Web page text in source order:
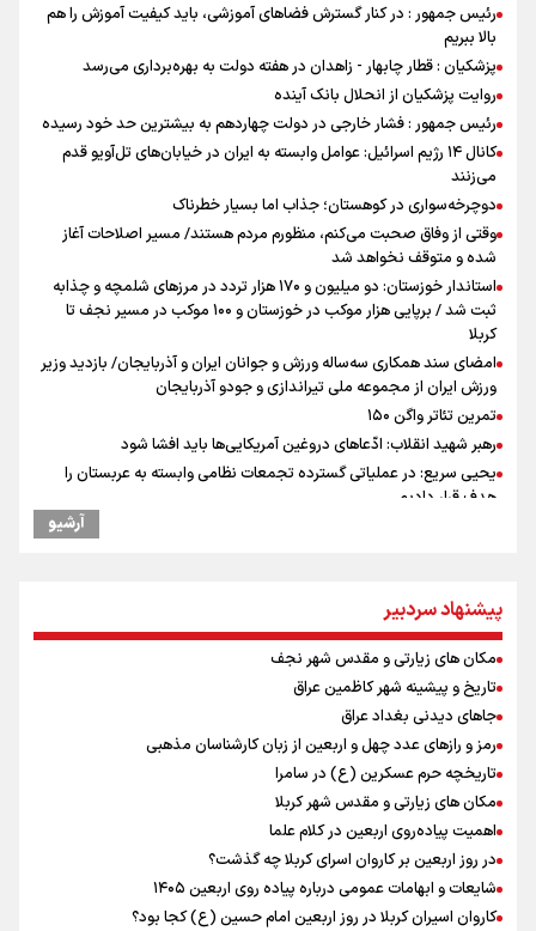
رئیس جمهور : در کنار گسترش فضاهای آموزشی، باید کیفیت آموزش را هم
بالا ببریم
پزشکیان : قطار چابهار - زاهدان در هفته دولت به بهره‌برداری می‌رسد
روایت پزشکیان از انحلال بانک آینده
رئیس جمهور : فشار خارجی در دولت چهاردهم به بیشترین حد خود رسیده
کانال ۱۴ رژیم اسرائیل: عوامل وابسته به ایران در خیابان‌های تل‌آویو قدم
می‌زنند
دوچرخه‌سواری در کوهستان؛ جذاب اما بسیار خطرناک
وقتی از وفاق صحبت می‌کنم، منظورم مردم هستند/ مسیر اصلاحات آغاز
شده و متوقف نخواهد شد
استاندار خوزستان: دو میلیون و ۱۷۰ هزار تردد در مرزهای شلمچه و چذابه
ثبت شد / برپایی هزار موکب در خوزستان و ۱۰۰ موکب در مسیر نجف تا
کربلا
امضای سند همکاری سه‌ساله ورزش و جوانان ایران و آذربایجان/ بازدید وزیر
ورزش ایران از مجموعه ملی تیراندازی و جودو آذربایجان
تمرین تئاتر واگن ۱۵۰
رهبر شهید انقلاب: ادّعاهای دروغین آمریکایی‌ها باید افشا شود
یحیی سریع: در عملیاتی گسترده تجمعات نظامی وابسته به عربستان را
هدف قرار دادیم
کانادا دو مظنون تیراندازی در نزدیکی کنسولگری آمریکا را بازداشت کرد
داشته باشد
پیش‌بینی قیمت دلار، طلا و سکه جمعه ۱۶ مرداد ۱۴۰۵ /اونس جهانی رکورد
زد، بازار داخلی در انتظار تعیین تکلیف دلار
افزایش تعداد قربانیان تیراندازی در مدرسه تایلندی
میان صعود و سقوط
دانیال شه‌بخش: اردوی ازبکستان کیفیت فنی تیم ملی را بالا برد/ برای
مدال ناگویا باید قهرمانان جهان و المپیک را شکست دهیم
گوشت ارزان نمی‌شود
توسعه گردشگری در بافت سنتی دزفول در دستور کار استانداری خوزستان و
وزارت میراث فرهنگی
جانسون: ترامپ از پیامدهای جنگ با ایران برای آمریکایی‌ها آگاه است
آرشیو
پیشنهاد سردبیر
مکان های زیارتی و مقدس شهر نجف
تاریخ و پیشینه شهر کاظمین عراق
جاهای دیدنی بغداد عراق
رمز و رازهای عدد چهل و اربعین از زبان کارشناسان مذهبی
تاریخچه حرم عسکرین (ع) در سامرا
مکان های زیارتی و مقدس شهر کربلا
اهمیت پیاده‌روی اربعین در کلام علما
در روز اربعین بر کاروان اسرای کربلا چه گذشت؟
شایعات و ابهامات عمومی درباره پیاده روی اربعین ۱۴۰۵
کاروان اسیران کربلا در روز اربعین امام حسین (ع) کجا بود؟